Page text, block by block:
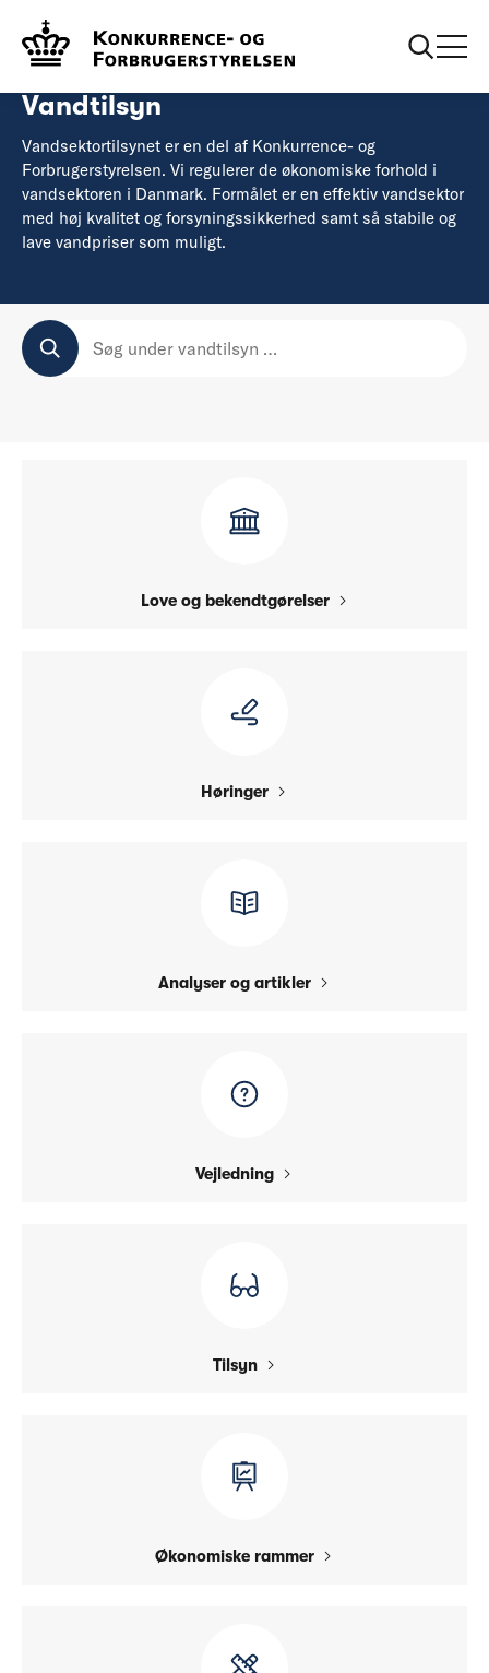
Forside
Vandtilsyn
Vandsektortilsynet er en del af Konkurrence- og
Forbrugerstyrelsen. Vi regulerer de økonomiske forhold i
vandsektoren i Danmark. Formålet er en effektiv vandsektor
med høj kvalitet og forsyningssikkerhed samt så stabile og
lave vandpriser som muligt.
SØG
Love og bekendtgørelser
Høringer
Analyser og artikler
Vejledning
Tilsyn
Økonomiske rammer